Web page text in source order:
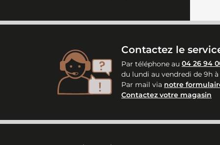
Contactez le
Par téléphone au 04 26 94
du lundi au vendredi de 9h à
Par mail via notre
Contactez votre magasin